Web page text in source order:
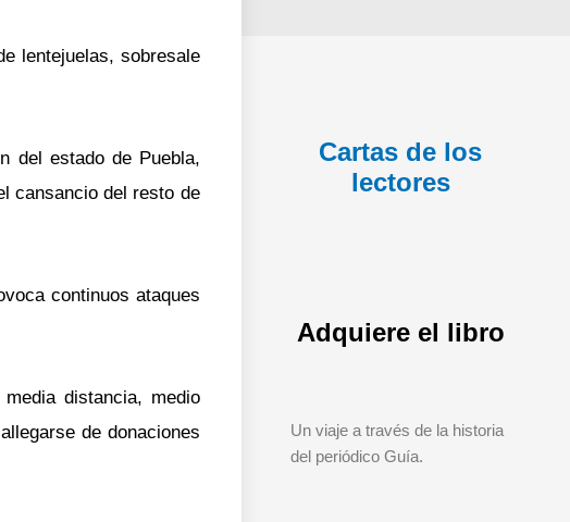
lentejuelas, sobresale
del estado de Puebla,
cansancio del resto de
continuos ataques
distancia, medio
de donaciones
Cartas de los
lectores
Adquiere el libro
Un viaje a través de la historia
del periódico Guía.